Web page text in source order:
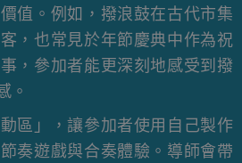
值。例如，撥浪鼓在古代市集
，也常見於年節慶典中作為祝
，參加者能更深刻地感受到撥
。
區」，讓參加者使用自己製作
奏遊戲與合奏體驗。導師會帶